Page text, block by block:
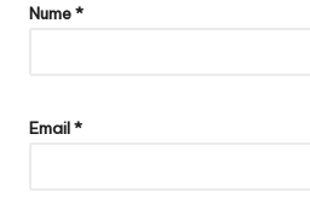
Nume*
Email*